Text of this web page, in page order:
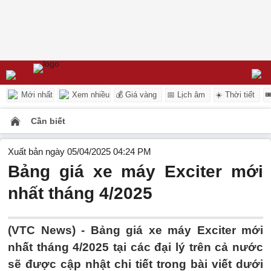
Mới nhất Xem nhiều 💰 Giá vàng 📅 Lịch âm ☀️ Thời tiết
Cần biết
Xuất bản ngày 05/04/2025 04:24 PM
Bảng giá xe máy Exciter mới
nhất tháng 4/2025
(VTC News) - Bảng giá xe máy Exciter mới
nhất tháng 4/2025 tại các đại lý trên cả nước
sẽ được cập nhật chi tiết trong bài viết dưới